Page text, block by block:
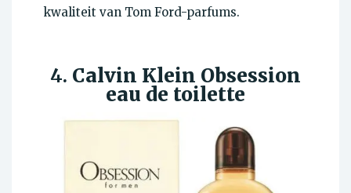
kwaliteit van Tom Ford-parfums.
4. Calvin Klein Obsession
eau de toilette